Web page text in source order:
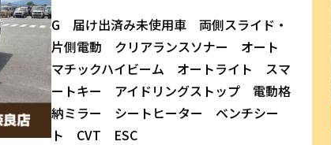
G 届け出済み未使用車 両側スライド・
片側電動 クリアランスソナー オート
マチックハイビーム オートライト スマ
ートキー アイドリングストップ 電動格
納ミラー シートヒーター ベンチシー
ト CVT ESC